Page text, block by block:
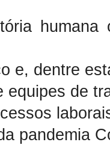
e, dentre
equipes de
pandemia